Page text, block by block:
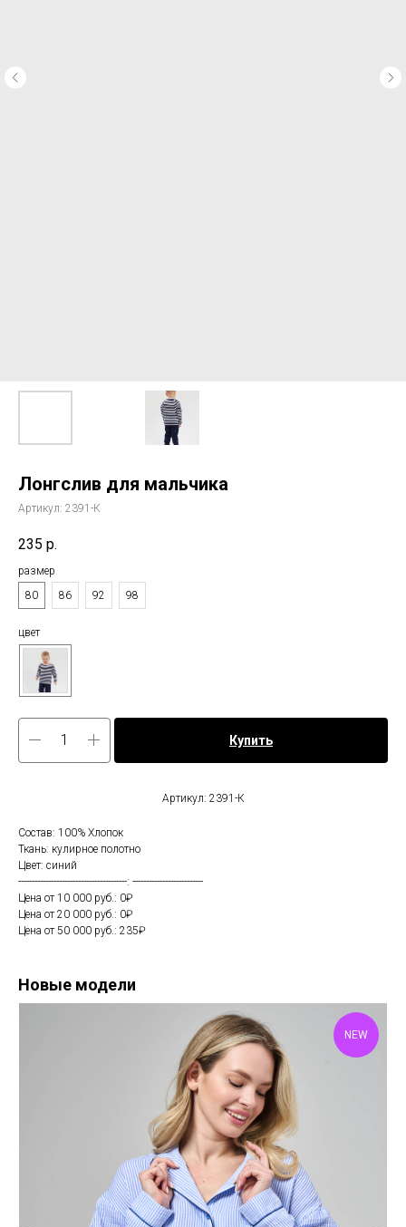
Лонгслив для мальчика
Артикул: 2391-К
235 р.
размер
80
86 92 98
цвет
Купить
Артикул: 2391-К
Состав: 100% Хлопок
Ткань: кулирное полотно
Цвет: синий
----------------------------------------: --------------------------
Цена от 10 000 руб.: 0₽
Цена от 20 000 руб.: 0₽
Цена от 50 000 руб.: 235₽
Новые модели
NEW